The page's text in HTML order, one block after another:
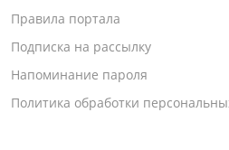
Правила портала
Подписка на рассылку
Напоминание пароля
Политика обработки